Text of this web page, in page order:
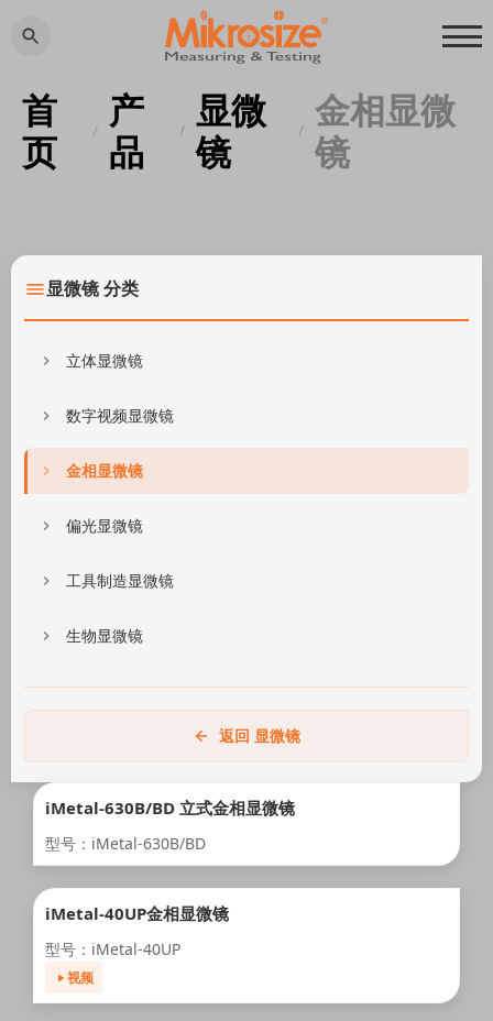
首
页
/
产
品
/ 显微
镜
/ 金相显微
镜
显微镜 分类
立体显微镜
数字视频显微镜
金相显微镜
偏光显微镜
工具制造显微镜
生物显微镜
返回 显微镜
iMetal-630B/BD 立式金相显微镜
型号：iMetal-630B/BD
iMetal-40UP金相显微镜
型号：iMetal-40UP
视频